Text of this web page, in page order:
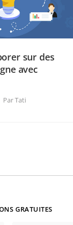
sur des
avec
Par Tati
GRATUITES